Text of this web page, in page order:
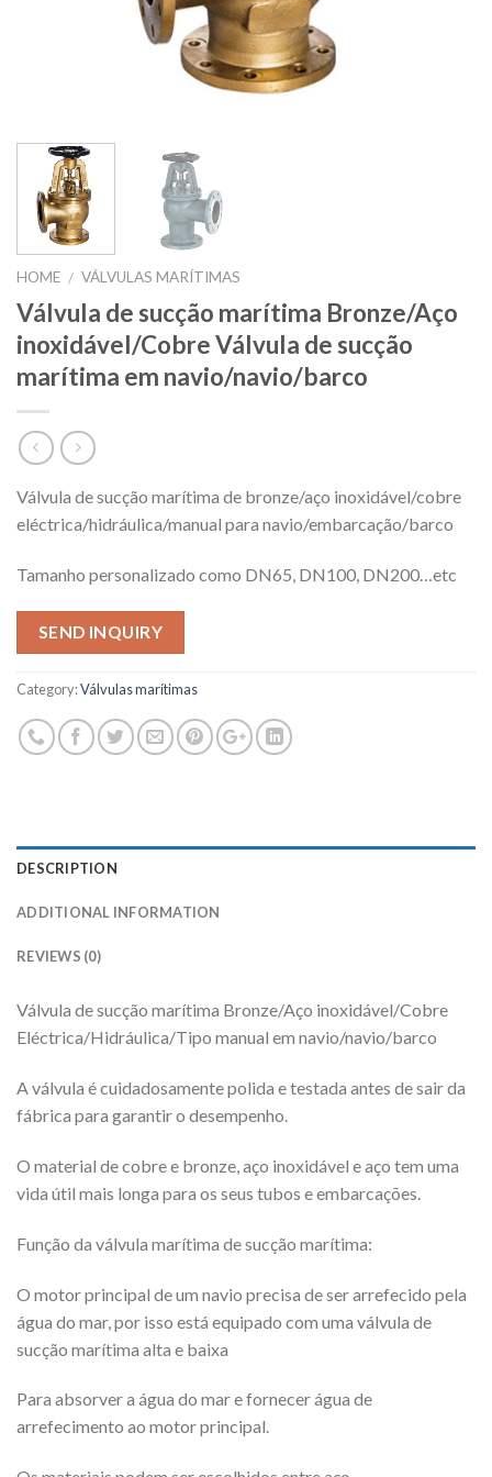
HOME / VÁLVULAS MARÍTIMAS
Válvula de sucção marítima Bronze/Aço
inoxidável/Cobre Válvula de sucção
marítima em navio/navio/barco
Válvula de sucção marítima de bronze/aço inoxidável/cobre
eléctrica/hidráulica/manual para navio/embarcação/barco
Tamanho personalizado como DN65, DN100, DN200…etc
SEND INQUIRY
Category:Válvulas marítimas
DESCRIPTION
ADDITIONAL INFORMATION
REVIEWS (0)
Válvula de sucção marítima Bronze/Aço inoxidável/Cobre
Eléctrica/Hidráulica/Tipo manual em navio/navio/barco
A válvula é cuidadosamente polida e testada antes de sair da
fábrica para garantir o desempenho.
O material de cobre e bronze, aço inoxidável e aço tem uma
vida útil mais longa para os seus tubos e embarcações.
Função da válvula marítima de sucção marítima:
O motor principal de um navio precisa de ser arrefecido pela
água do mar, por isso está equipado com uma válvula de
sucção marítima alta e baixa
Para absorver a água do mar e fornecer água de
arrefecimento ao motor principal.